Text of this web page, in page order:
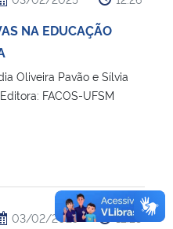
NA EDUCAÇÃO
Oliveira Pavão e Sílvia
FACOS-UFSM
03/02/2025 12:23